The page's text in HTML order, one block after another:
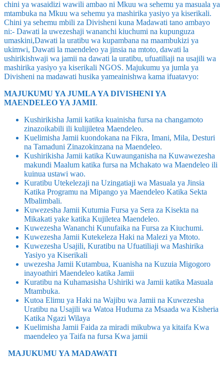
chini ya wasaidizi wawili ambao ni Mkuu wa sehemu ya masuala ya
mtambuka na Mkuu wa sehemu ya mashirika yasiyo ya kiserikali.
Chini ya sehemu mbili za Divisheni kuna Madawati tano ambayo
ni:- Dawati la uwezeshaji wananchi kiuchumi na kupunguza
umaskini,Dawati la uratibu wa kupambana na maambukizi ya
ukimwi, Dawati la maendeleo ya jinsia na mtoto, dawati la
ushirikishwaji wa jamii na dawati la uratibu, ufuatiliaji na usajili wa
mashirika yasiyo ya kiserikali NGOS. Majukumu ya jumla ya
Divisheni na madawati husika yameainishwa kama ifuatavyo:
MAJUKUMU YA JUMLA YA DIVISHENI YA
MAENDELEO YA JAMII.
Kushirikisha Jamii katika kuainisha fursa na changamoto
zinazoikabili ili kulijiletea Maendeleo.
Kuelimisha Jamii kuondokana na Fikra, Imani, Mila, Desturi
na Tamaduni Zinazokinzana na Maendeleo.
Kushirikisha Jamii katika Kuwaunganisha na Kuwawezesha
makundi Maalum katika fursa na Mchakato wa Maendeleo ili
kuinua ustawi wao.
Kuratibu Utekelezaji na Uzingatiaji wa Masuala ya Jinsia
Katika Programu na Mipango ya Maendeleo Katika Sekta
Mbalimbali.
Kuwezesha Jamii Kutumia Fursa ya Sera za Kisekta na
Mikakati yake katika Kujiletea Maendeleo.
Kuwezesha Wananchi Kunufaika na Fursa za Kiuchumi.
Kuwezesha Jamii Kutekeleza Haki na Malezi ya Mtoto.
Kuwezesha Usajili, Kuratibu na Ufuatiliaji wa Mashirika
Yasiyo ya Kiserikali
uwezesha Jamii Kutambua, Kuanisha na Kuzuia Migogoro
inayoathiri Maendeleo katika Jamii
Kuratibu na Kuhamasisha Ushiriki wa Jamii katika Masuala
Mtambuka.
Kutoa Elimu ya Haki na Wajibu wa Jamii na Kuwezesha
Uratibu na Usajili wa Watoa Huduma za Msaada wa Kisheria
Katika Ngazi Wilaya
Kuelimisha Jamii Faida za miradi mikubwa ya kitaifa Kwa
maendeleo ya Taifa na fursa Kwa jamii
MAJUKUMU YA MADAWATI